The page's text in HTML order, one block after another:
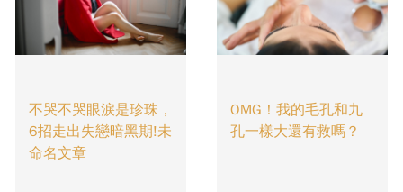
不哭不哭眼淚是珍珠，
6招走出失戀暗黑期!未
命名文章
OMG！我的毛孔和九
孔一樣大還有救嗎？